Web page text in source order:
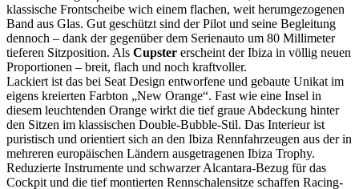
klassische Frontscheibe wich einem flachen, weit herumgezogenen
Band aus Glas. Gut geschützt sind der Pilot und seine Begleitung
dennoch – dank der gegenüber dem Serienauto um 80 Millimeter
tieferen Sitzposition. Als Cupster erscheint der Ibiza in völlig neuen
Proportionen – breit, flach und noch kraftvoller.
Lackiert ist das bei Seat Design entworfene und gebaute Unikat im
eigens kreierten Farbton „New Orange“. Fast wie eine Insel in
diesem leuchtenden Orange wirkt die tief graue Abdeckung hinter
den Sitzen im klassischen Double-Bubble-Stil. Das Interieur ist
puristisch und orientiert sich an den Ibiza Rennfahrzeugen aus der in
mehreren europäischen Ländern ausgetragenen Ibiza Trophy.
Reduzierte Instrumente und schwarzer Alcantara-Bezug für das
Cockpit und die tief montierten Rennschalensitze schaffen Racing-